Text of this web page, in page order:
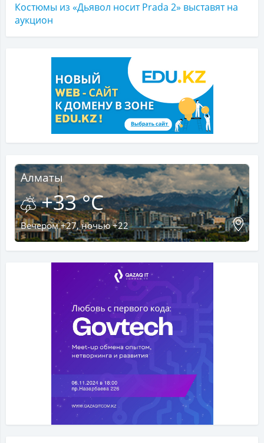
Костюмы из «Дьявол носит Prada 2» выставят на
аукцион
Алматы
+33 °C
Вечером +27, ночью +22